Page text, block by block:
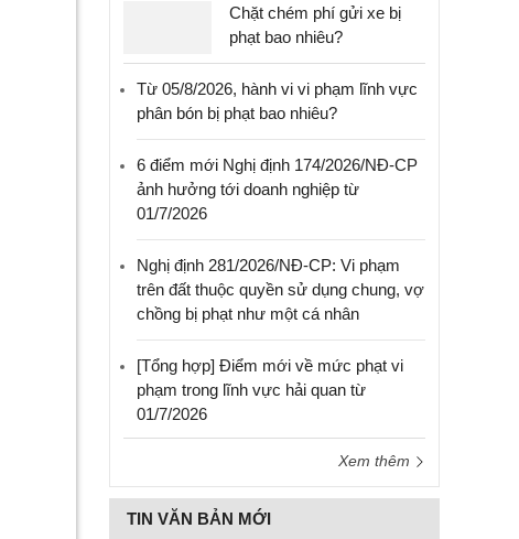
Chặt chém phí gửi xe bị
phạt bao nhiêu?
Từ 05/8/2026, hành vi vi phạm lĩnh vực
phân bón bị phạt bao nhiêu?
6 điểm mới Nghị định 174/2026/NĐ-CP
ảnh hưởng tới doanh nghiệp từ
01/7/2026
Nghị định 281/2026/NĐ-CP: Vi phạm
trên đất thuộc quyền sử dụng chung, vợ
chồng bị phạt như một cá nhân
[Tổng hợp] Điểm mới về mức phạt vi
phạm trong lĩnh vực hải quan từ
01/7/2026
Xem thêm
TIN VĂN BẢN MỚI